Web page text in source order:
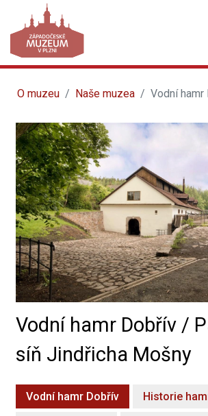
O muzeu Naše muzea Vodní hamr
Vodní hamr Dobřív /
síň Jindřicha Mošny
Vodní hamr Dobřív Historie